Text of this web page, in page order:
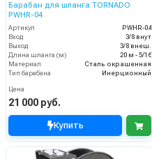
Барабан для шланга TORNADO
PWHR-04
Артикул
PWHR-04
Вход
3/8 внут
Выход
3/8 внеш.
Длина шланга (м)
20 м - 5/16
Материал
Сталь окрашенная
Тип барабана
Инерционный
Цена
21 000 руб.
Купить